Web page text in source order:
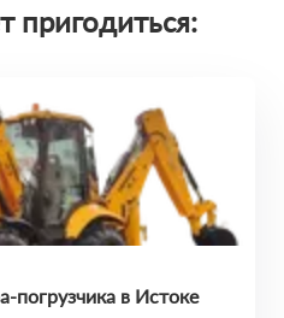
пригодиться:
погрузчика в Истоке